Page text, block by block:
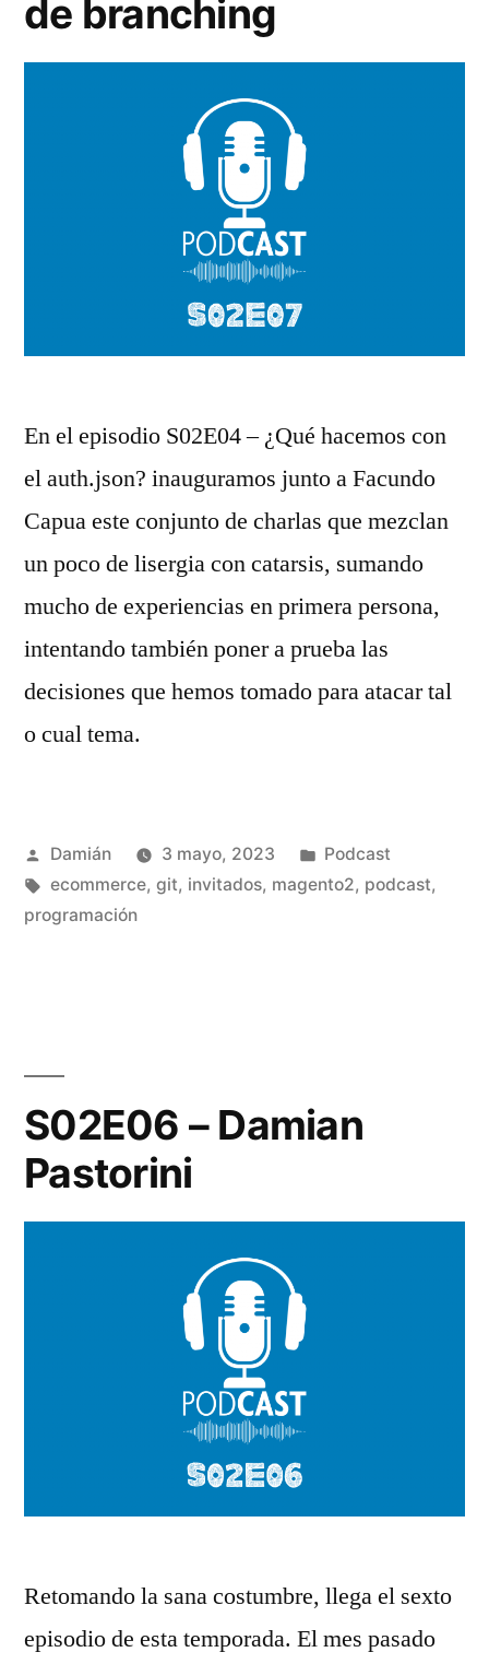
de branching
En el episodio S02E04 – ¿Qué hacemos con
el auth.json? inauguramos junto a Facundo
Capua este conjunto de charlas que mezclan
un poco de lisergia con catarsis, sumando
mucho de experiencias en primera persona,
intentando también poner a prueba las
decisiones que hemos tomado para atacar tal
o cual tema.
Publicado
por
Damián 3 mayo, 2023
Publicado
en
Podcast
Etiquetas:
ecommerce, git, invitados, magento2, podcast,
programación
S02E06 – Damian
Pastorini
Retomando la sana costumbre, llega el sexto
episodio de esta temporada. El mes pasado